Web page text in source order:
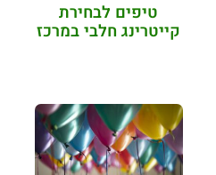
טיפים לבחירת
קייטרינג חלבי במרכז